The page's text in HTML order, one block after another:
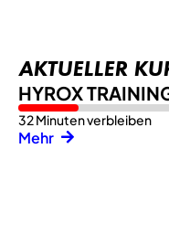
AKTUELLER
HYROX
32 Minuten verbleiben
Mehr